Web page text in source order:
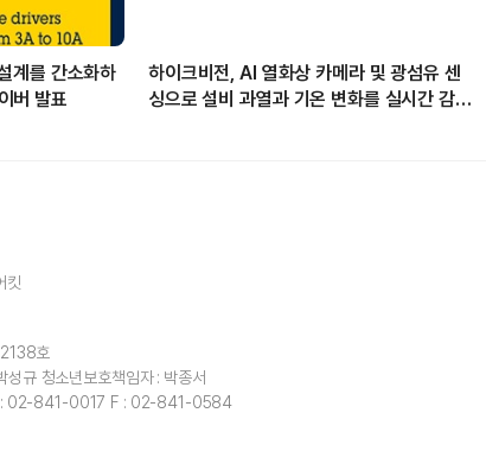
계를 간소화하
버 발표
하이크비전, AI 열화상 카메라 및 광섬유 센
싱으로 설비 과열과 기온 변화를 실시간 감지
킷
호
성규 청소년보호책임자 : 박종서
: 02-841-0017 F : 02-841-0584